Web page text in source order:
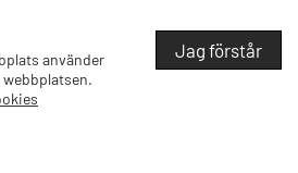
använder
Jag förstår